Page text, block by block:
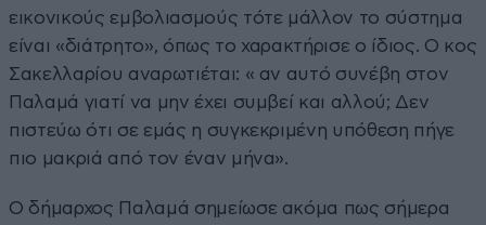
εικονικούς εμβολιασμούς τότε μάλλον το σύστημα
είναι «διάτρητο», όπως το χαρακτήρισε ο ίδιος. Ο κος
Σακελλαρίου αναρωτιέται: « αν αυτό συνέβη στον
Παλαμά γιατί να μην έχει συμβεί και αλλού; Δεν
πιστεύω ότι σε εμάς η συγκεκριμένη υπόθεση πήγε
πιο μακριά από τον έναν μήνα».
Ο δήμαρχος Παλαμά σημείωσε ακόμα πως σήμερα